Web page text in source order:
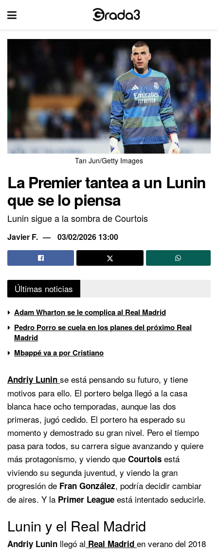
Tan Jun/Getty Images
La Premier tantea a un Lunin
que se lo piensa
Lunin sigue a la sombra de Courtois
Javier F. 03/02/2026 13:00
Últimas noticias
Adam Wharton se le complica al Real Madrid
Pedro Porro se cuela en los planes del próximo Real
Madrid
Mbappé va a por Cristiano
Andriy Lunin se está pensando su futuro, y tiene
motivos para ello. El portero belga llegó a la casa
blanca hace ocho temporadas, aunque las dos
primeras, jugó cedido. El portero ha esperado su
momento y demostrado su gran nivel. Pero el tiempo
pasa para todos, su carrera sigue avanzando y quiere
más protagonismo, y viendo que Courtois está
viviendo su segunda juventud, y viendo la gran
progresión de Fran González, podría decidir cambiar
de aires. Y la Primer League está intentado seducirle.
Lunin y el Real Madrid
Andriy Lunin llegó al Real Madrid en verano del 2018